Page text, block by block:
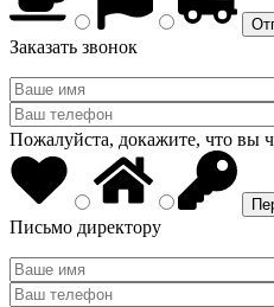
Заказать звонок
Пожалуйста, докажите, что вы
Письмо директору